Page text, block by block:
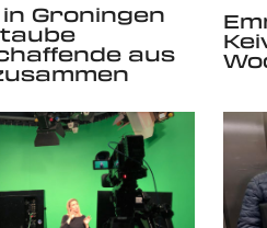
Groningen
aus